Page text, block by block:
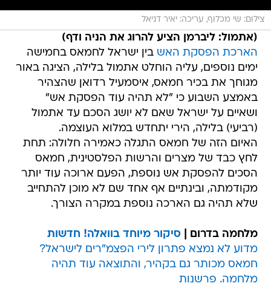
צילום: שי מכלוף, עריכה: יאיר דניאל
(אתמול: ליברמן הציע להרוג את הניה ודף)
הארכת הפסקת האש בין ישראל לחמאס בחמישה
ימים נוספים, עליה הוחלט אתמול בלילה, הציגה באור
מגוחך את בכיר חמאס, איסמעיל רדואן שהצהיר
באמצע השבוע כי "לא תהיה עוד הפסקת אש"
ושאיים על ישראל שאם לא יושג הסכם עד אתמול
(רביעי) בלילה, הירי יתחדש במלוא העוצמה.
האיום הזה של חמאס התגלה כאמירה חלולה: תחת
לחץ כבד של מצרים והרשות הפלסטינית, חמאס
הסכים להפסקת אש נוספת, הפעם ארוכה עוד יותר
מקודמתה, ובינתיים אף אחד שם לא מוכן להתחייב
שלא תהיה גם הארכה נוספת במקרה הצורך.
מלחמה בדרום |סיקור מיוחד בוואלה! חדשות
מדוע לא נמצא פתרון לירי הפצמ"רים לישראל?
חמאס מכותר גם בקהיר, והתוצאה עוד תהיה
מלחמה. פרשנות